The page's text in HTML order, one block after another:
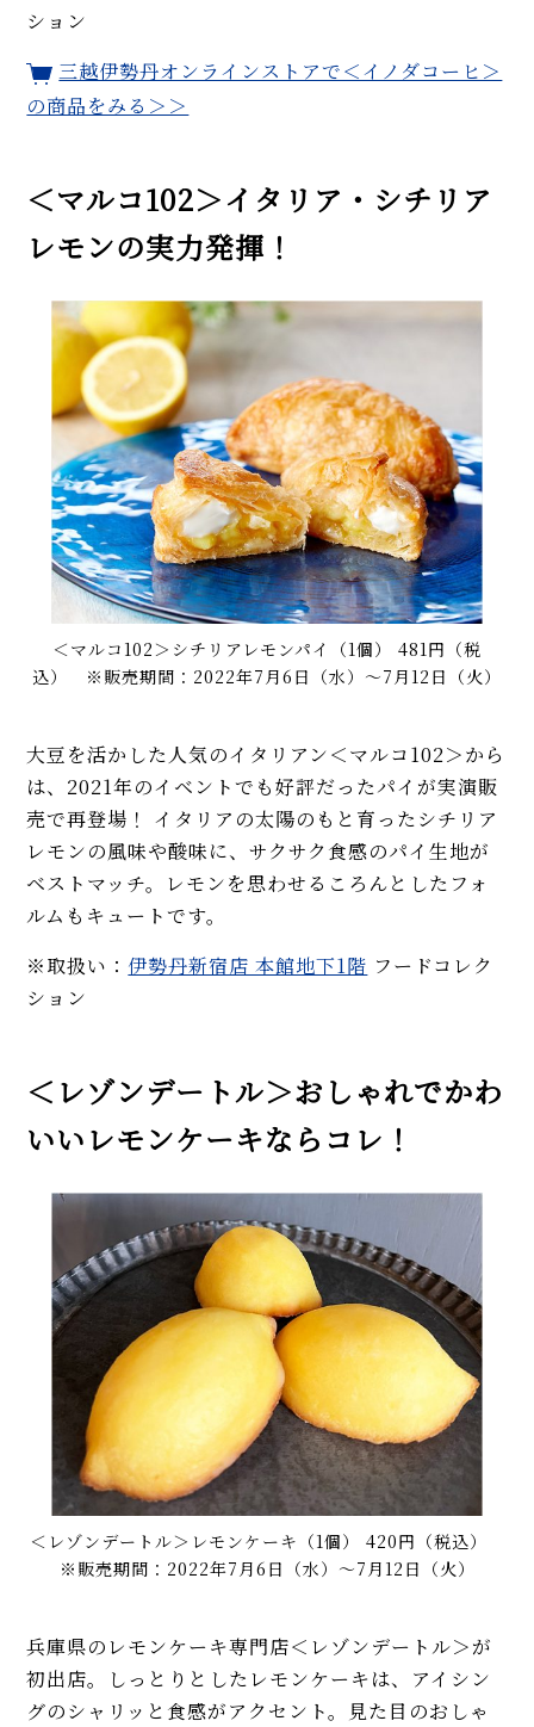
ション
三越伊勢丹オンラインストアで＜イノダコーヒ＞
の商品をみる＞＞
＜マルコ102＞イタリア・シチリア
レモンの実力発揮！
＜マルコ102＞シチリアレモンパイ（1個） 481円（税
込） ※販売期間：2022年7月6日（水）～7月12日（火）
大豆を活かした人気のイタリアン＜マルコ102＞から
は、2021年のイベントでも好評だったパイが実演販
売で再登場！ イタリアの太陽のもと育ったシチリア
レモンの風味や酸味に、サクサク食感のパイ生地が
ベストマッチ。レモンを思わせるころんとしたフォ
ルムもキュートです。
※取扱い： 伊勢丹新宿店 本館地下1階 フードコレク
ション
＜レゾンデートル＞おしゃれでかわ
いいレモンケーキならコレ！
＜レゾンデートル＞レモンケーキ（1個） 420円（税込）
※販売期間：2022年7月6日（水）～7月12日（火）
兵庫県のレモンケーキ専門店＜レゾンデートル＞が
初出店。しっとりとしたレモンケーキは、アイシン
グのシャリッと食感がアクセント。見た目のおしゃ